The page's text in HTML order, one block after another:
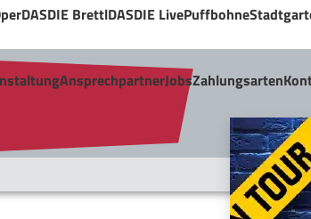
DASDIE BrettlDASDIE LivePuffbohne
AnsprechpartnerJobsZahlungsarten